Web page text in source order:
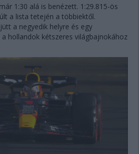
1:30 alá is benézett. 1:29.815-ös
a lista tetején a többiektől.
a negyedik helyre és egy
hollandok kétszeres világbajnokához